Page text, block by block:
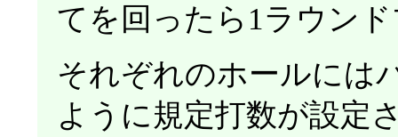
てを回ったら1ラウン
それぞれのホールには
ように規定打数が設定